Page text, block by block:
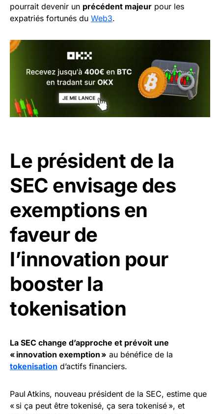
pourrait devenir un précédent majeur pour les
expatriés fortunés du Web3.
Le président de la
SEC envisage des
exemptions en
faveur de
l’innovation pour
booster la
tokenisation
La SEC change d’approche et prévoit une
« innovation exemption » au bénéfice de la
tokenisation d’actifs financiers.
Paul Atkins, nouveau président de la SEC, estime que
« si ça peut être tokenisé, ça sera tokenisé », et